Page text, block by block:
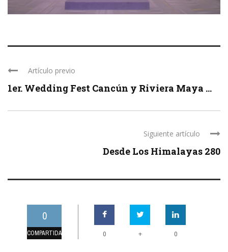
Artículo previo
1er. Wedding Fest Cancún y Riviera Maya ...
Siguiente artículo
Desde Los Himalayas 280
0
COMPARTIDAS 0 + 0